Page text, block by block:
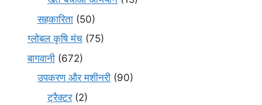
सहकारिता (50)
ग्लोबल कृषि मंच (75)
बागवानी (672)
उपकरण और मशीनरी (90)
ट्रैक्टर(2)